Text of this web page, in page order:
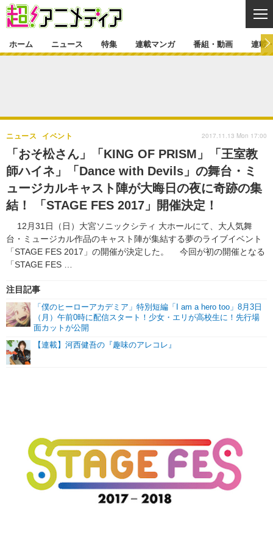
ゲーム・アプリ マンガ
グッズ イベント
声優 コスプレ
特集一覧 カバー
ラキりす
連載マンガ
連載マンガ一覧 連載一覧
番組・動画
番組・動画一覧 ラジオ
動画
連載・ブログ
連載・ブログ一覧 コラム
編集部ブログ・お知らせ
ホーム ニュース 特集 連載マンガ 番組・動画 連載
「おそ松さん」「KING OF PRISM」「王室教
師ハイネ」「Dance with Devils」の舞台・ミ
ュージカルキャスト陣が大晦日の夜に奇跡の集
結！ 「STAGE FES 2017」開催決定！
12月31日（日）大宮ソニックシティ 大ホールにて、大人気舞
台・ミュージカル作品のキャスト陣が集結する夢のライブイベント
「STAGE FES 2017」の開催が決定した。 今回が初の開催となる
「STAGE FES …
ニュース イベント
注目記事
「僕のヒーローアカデミア」特別短編「I am a hero too」8月3日
（月）午前0時に配信スタート！少女・エリが高校生に！先行場
面カットが公開
【連載】河西健吾の『趣味のアレコレ』
2017.11.13 Mon 17:00